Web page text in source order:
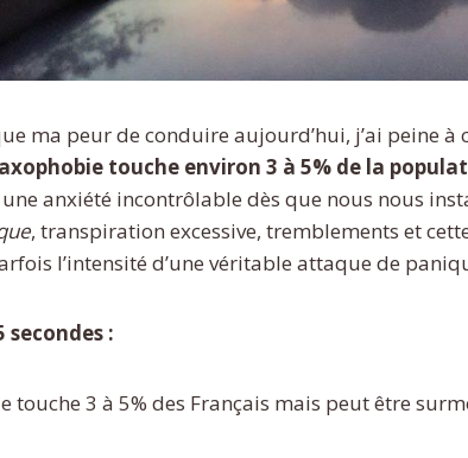
ma peur de conduire aujourd’hui, j’ai peine
touche environ 3 à 5% de la
anxiété incontrôlable dès que nous nous
, transpiration excessive, tremblements et
l’intensité d’une véritable attaque de
secondes :
touche 3 à 5% des Français mais peut être